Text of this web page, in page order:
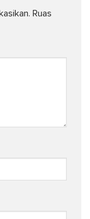
Ruas